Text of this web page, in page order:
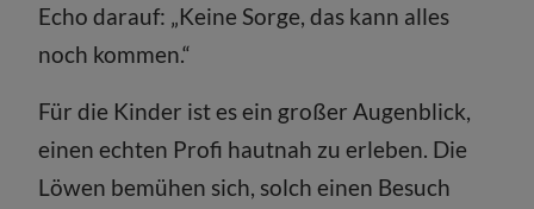
Echo darauf: „Keine Sorge, das kann alles
noch kommen.“
Für die Kinder ist es ein großer Augenblick,
einen echten Profi hautnah zu erleben. Die
Löwen bemühen sich, solch einen Besuch